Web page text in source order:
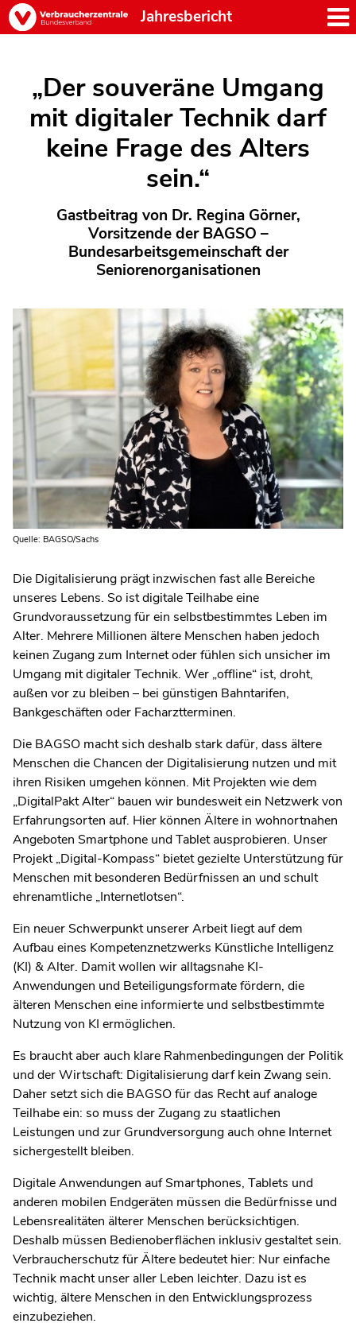
Jahresbericht
„Der souveräne Umgang
mit digitaler Technik darf
keine Frage des Alters
sein.“
Gastbeitrag von Dr. Regina Görner,
Vorsitzende der BAGSO –
Bundesarbeitsgemeinschaft der
Seniorenorganisationen
Quelle: BAGSO/Sachs
Die Digitalisierung prägt inzwischen fast alle Bereiche
unseres Lebens. So ist digitale Teilhabe eine
Grundvoraussetzung für ein selbstbestimmtes Leben im
Alter. Mehrere Millionen ältere Menschen haben jedoch
keinen Zugang zum Internet oder fühlen sich unsicher im
Umgang mit digitaler Technik. Wer „offline“ ist, droht,
außen vor zu bleiben – bei günstigen Bahntarifen,
Bankgeschäften oder Facharztterminen.
Die BAGSO macht sich deshalb stark dafür, dass ältere
Menschen die Chancen der Digitalisierung nutzen und mit
ihren Risiken umgehen können. Mit Projekten wie dem
„DigitalPakt Alter“ bauen wir bundesweit ein Netzwerk von
Erfahrungsorten auf. Hier können Ältere in wohnortnahen
Angeboten Smartphone und Tablet ausprobieren. Unser
Projekt „Digital-Kompass“ bietet gezielte Unterstützung für
Menschen mit besonderen Bedürfnissen an und schult
ehrenamtliche „Internetlotsen“.
Ein neuer Schwerpunkt unserer Arbeit liegt auf dem
Aufbau eines Kompetenznetzwerks Künstliche Intelligenz
(KI) & Alter. Damit wollen wir alltagsnahe KI-
Anwendungen und Beteiligungsformate fördern, die
älteren Menschen eine informierte und selbstbestimmte
Nutzung von KI ermöglichen.
Es braucht aber auch klare Rahmenbedingungen der Politik
und der Wirtschaft: Digitalisierung darf kein Zwang sein.
Daher setzt sich die BAGSO für das Recht auf analoge
Teilhabe ein: so muss der Zugang zu staatlichen
Leistungen und zur Grundversorgung auch ohne Internet
sichergestellt bleiben.
Digitale Anwendungen auf Smartphones, Tablets und
anderen mobilen Endgeräten müssen die Bedürfnisse und
Lebensrealitäten älterer Menschen berücksichtigen.
Deshalb müssen Bedienoberflächen inklusiv gestaltet sein.
Verbraucherschutz für Ältere bedeutet hier: Nur einfache
Technik macht unser aller Leben leichter. Dazu ist es
wichtig, ältere Menschen in den Entwicklungsprozess
einzubeziehen.